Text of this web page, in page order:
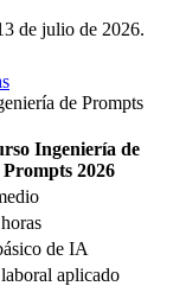
de julio de 2026.
de Prompts
Ingeniería de
Prompts 2026
de IA
aplicado